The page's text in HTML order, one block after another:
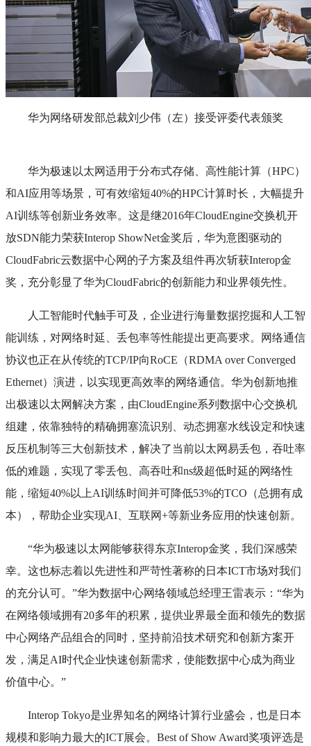
华为网络研发部总裁刘少伟（左）接受评委代表颁奖
华为极速以太网适用于分布式存储、高性能计算（HPC）
和AI应用等场景，可有效缩短40%的HPC计算时长，大幅提升
AI训练等创新业务效率。这是继2016年CloudEngine交换机开
放SDN能力荣获Interop ShowNet金奖后，华为意图驱动的
CloudFabric云数据中心网的子方案及组件再次斩获Interop金
奖，充分彰显了华为CloudFabric的创新能力和业界领先性。
人工智能时代触手可及，企业进行海量数据挖掘和人工智
能训练，对网络时延、丢包率等性能提出更高要求。网络通信
协议也正在从传统的TCP/IP向RoCE（RDMA over Converged
Ethernet）演进，以实现更高效率的网络通信。华为创新地推
出极速以太网解决方案，由CloudEngine系列数据中心交换机
组建，依靠独特的精确拥塞流识别、动态拥塞水线设定和快速
反压机制等三大创新技术，解决了当前以太网易丢包，吞吐率
低的难题，实现了零丢包、高吞吐和ns级超低时延的网络性
能，缩短40%以上AI训练时间并可降低53%的TCO（总拥有成
本），帮助企业实现AI、互联网+等新业务应用的快速创新。
“华为极速以太网能够获得东京Interop金奖，我们深感荣
幸。这也标志着以先进性和严苛性著称的日本ICT市场对我们
的充分认可。”华为数据中心网络领域总经理王雷表示：“华为
在网络领域拥有20多年的积累，提供业界最全面和领先的数据
中心网络产品组合的同时，坚持前沿技术研究和创新方案开
发，满足AI时代企业快速创新需求，使能数据中心成为商业
价值中心。”
Interop Tokyo是业界知名的网络计算行业盛会，也是日本
规模和影响力最大的ICT展会。Best of Show Award奖项评选是